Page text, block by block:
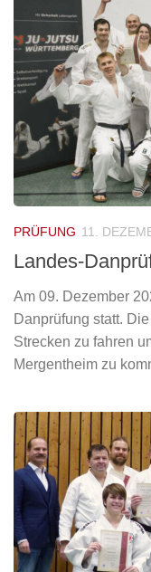
PRÜFUNG 11.
Landes-
Am 09. Dezember
Danprüfung statt.
Strecken zu fahren
Mergentheim zu